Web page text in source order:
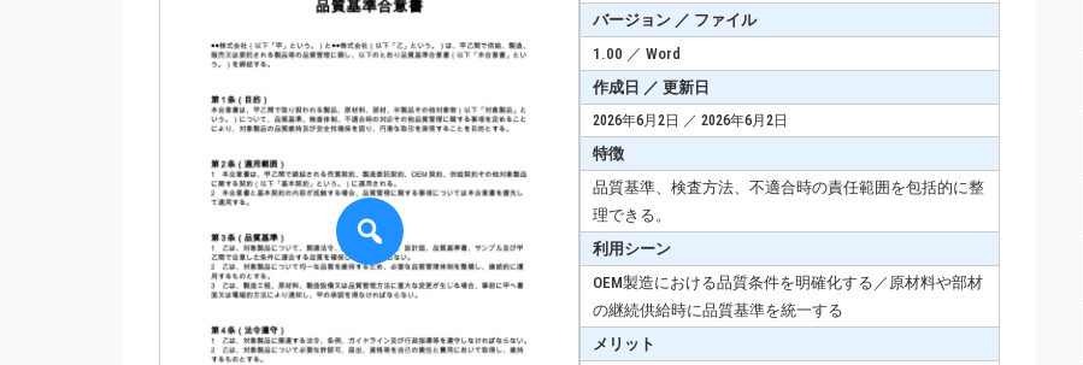
バージョン ／ ファイル
1.00 ／ Word
作成日 ／ 更新日
2026年6月2日 ／ 2026年6月2日
特徴
品質基準、検査方法、不適合時の責任範囲を包括的に整
理できる。
利用シーン
OEM製造における品質条件を明確化する／原材料や部材
の継続供給時に品質基準を統一する
メリット